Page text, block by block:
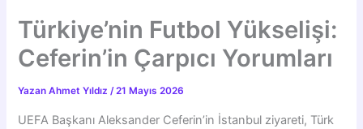
Türkiye’nin Futbol Yükselişi:
Ceferin’in Çarpıcı Yorumları
Yazan Ahmet Yıldız/21 Mayıs 2026
UEFA Başkanı Aleksander Ceferin’in İstanbul ziyareti, Türk